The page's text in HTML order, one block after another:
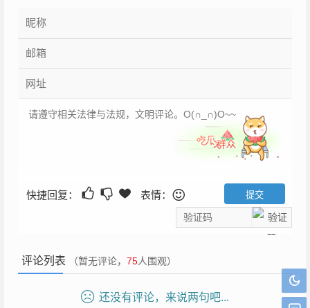
快捷回复： 表情：
评论列表 （暂无评论， 75人围观）
还没有评论，来说两句吧...